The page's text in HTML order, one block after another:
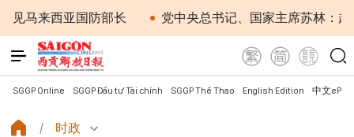
来西亚国防部长 党中央总书记、国家主席苏林：越南与
SGGP Online SGGP Đầu tư Tài chính SGGP Thể Thao English Edition 中文
时政